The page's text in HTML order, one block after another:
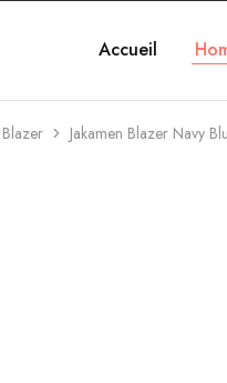
Accueil
Blazer Jakamen Blazer Navy